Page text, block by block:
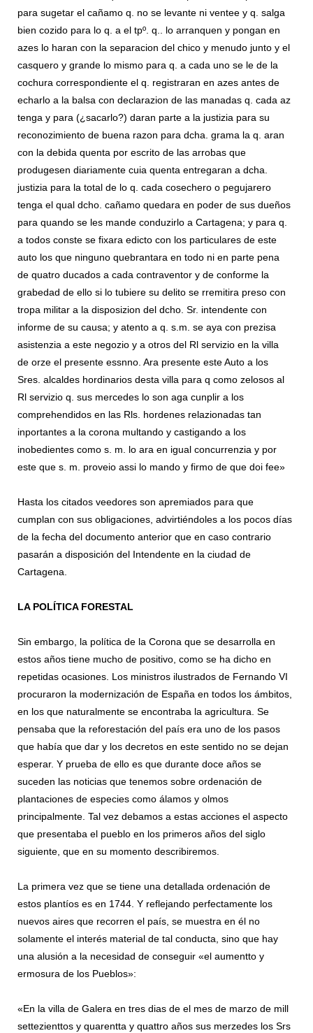
para sugetar el cañamo q. no se levante ni ventee y q. salga
bien cozido para lo q. a el tpº. q.. lo arranquen y pongan en
azes lo haran con la separacion del chico y menudo junto y el
casquero y grande lo mismo para q. a cada uno se le de la
cochura correspondiente el q. registraran en azes antes de
echarlo a la balsa con declarazion de las manadas q. cada az
tenga y para (¿sacarlo?) daran parte a la justizia para su
reconozimiento de buena razon para dcha. grama la q. aran
con la debida quenta por escrito de las arrobas que
produgesen diariamente cuia quenta entregaran a dcha.
justizia para la total de lo q. cada cosechero o pegujarero
tenga el qual dcho. cañamo quedara en poder de sus dueños
para quando se les mande conduzirlo a Cartagena; y para q.
a todos conste se fixara edicto con los particulares de este
auto los que ninguno quebrantara en todo ni en parte pena
de quatro ducados a cada contraventor y de conforme la
grabedad de ello si lo tubiere su delito se rremitira preso con
tropa militar a la disposizion del dcho. Sr. intendente con
informe de su causa; y atento a q. s.m. se aya con prezisa
asistenzia a este negozio y a otros del Rl servizio en la villa
de orze el presente essnno. Ara presente este Auto a los
Sres. alcaldes hordinarios desta villa para q como zelosos al
Rl servizio q. sus mercedes lo son aga cunplir a los
comprehendidos en las Rls. hordenes relazionadas tan
inportantes a la corona multando y castigando a los
inobedientes como s. m. lo ara en igual concurrenzia y por
este que s. m. proveio assi lo mando y firmo de que doi fee»
Hasta los citados veedores son apremiados para que
cumplan con sus obligaciones, advirtiéndoles a los pocos días
de la fecha del documento anterior que en caso contrario
pasarán a disposición del Intendente en la ciudad de
Cartagena.
LA POLÍTICA FORESTAL
Sin embargo, la política de la Corona que se desarrolla en
estos años tiene mucho de positivo, como se ha dicho en
repetidas ocasiones. Los ministros ilustrados de Fernando VI
procuraron la modernización de España en todos los ámbitos,
en los que naturalmente se encontraba la agricultura. Se
pensaba que la reforestación del país era uno de los pasos
que había que dar y los decretos en este sentido no se dejan
esperar. Y prueba de ello es que durante doce años se
suceden las noticias que tenemos sobre ordenación de
plantaciones de especies como álamos y olmos
principalmente. Tal vez debamos a estas acciones el aspecto
que presentaba el pueblo en los primeros años del siglo
siguiente, que en su momento describiremos.
La primera vez que se tiene una detallada ordenación de
estos plantíos es en 1744. Y reflejando perfectamente los
nuevos aires que recorren el país, se muestra en él no
solamente el interés material de tal conducta, sino que hay
una alusión a la necesidad de conseguir «el aumentto y
ermosura de los Pueblos»:
«En la villa de Galera en tres dias de el mes de marzo de mill
settezienttos y quarentta y quattro años sus merzedes los Srs